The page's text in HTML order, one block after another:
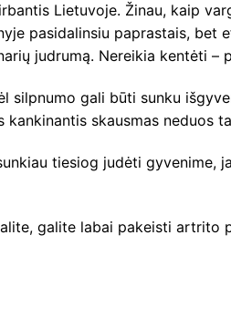
Lietuvoje. Žinau, kaip
pasidalinsiu paprastais, bet
judrumą. Nereikia kentėti –
gali būti sunku
skausmas neduos
tiesiog judėti gyvenime,
galite labai pakeisti artrito